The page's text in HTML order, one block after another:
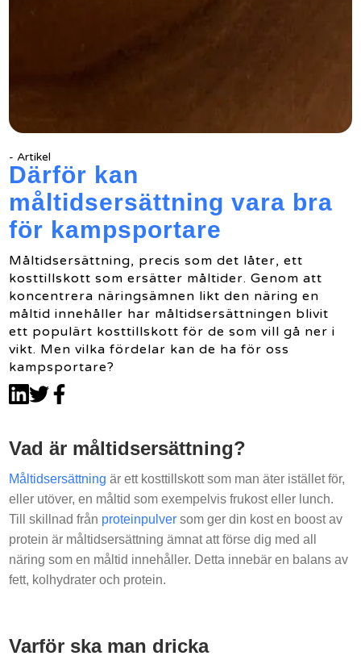
- Artikel
Därför kan
måltidsersättning vara bra
för kampsportare
Måltidsersättning, precis som det låter, ett
kosttillskott som ersätter måltider. Genom att
koncentrera näringsämnen likt den näring en
måltid innehåller har måltidsersättningen blivit
ett populärt kosttillskott för de som vill gå ner i
vikt. Men vilka fördelar kan de ha för oss
kampsportare?
Vad är måltidsersättning?
Måltidsersättning är ett kosttillskott som man äter istället för,
eller utöver, en måltid som exempelvis frukost eller lunch.
Till skillnad från proteinpulver som ger din kost en boost av
protein är måltidsersättning ämnat att förse dig med all
näring som en måltid innehåller. Detta innebär en balans av
fett, kolhydrater och protein.
Varför ska man dricka